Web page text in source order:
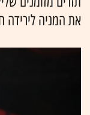
את המניה לירידה